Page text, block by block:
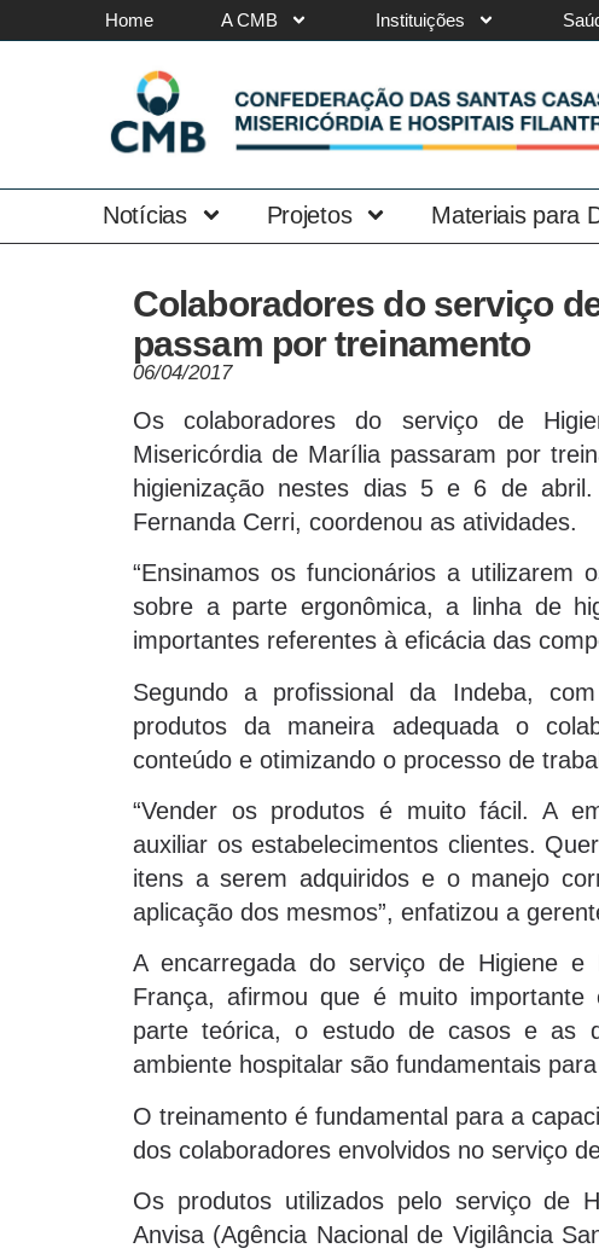
Home A CMB Instituições
Notícias Projetos Materiais para
Colaboradores do serviço
passam por treinamento
06/04/2017
Os colaboradores do serviço de
Misericórdia de Marília passaram por
higienização nestes dias 5 e 6 de
Fernanda Cerri, coordenou as atividades.
“Ensinamos os funcionários a utilizarem
sobre a parte ergonômica, a linha de
importantes referentes à eficácia das
Segundo a profissional da Indeba,
produtos da maneira adequada o
conteúdo e otimizando o processo de
“Vender os produtos é muito fácil. A
auxiliar os estabelecimentos clientes.
itens a serem adquiridos e o manejo
aplicação dos mesmos”, enfatizou a
A encarregada do serviço de Higiene
França, afirmou que é muito
parte teórica, o estudo de casos e as
ambiente hospitalar são fundamentais
O treinamento é fundamental para a
dos colaboradores envolvidos no serviço
Os produtos utilizados pelo serviço de
Anvisa (Agência Nacional de Vigilância